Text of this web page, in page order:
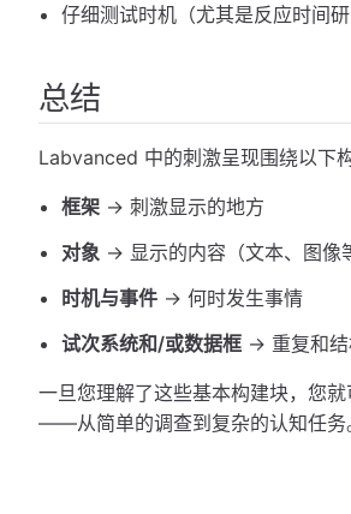
仔细测试时机（尤其是反应时间研
总结
Labvanced 中的刺激呈现围绕以下构
框架 → 刺激显示的地方
对象 → 显示的内容（文本、图像
时机与事件 → 何时发生事情
试次系统和/或数据框 → 重复和结
一旦您理解了这些基本构建块，您
——从简单的调查到复杂的认知任务